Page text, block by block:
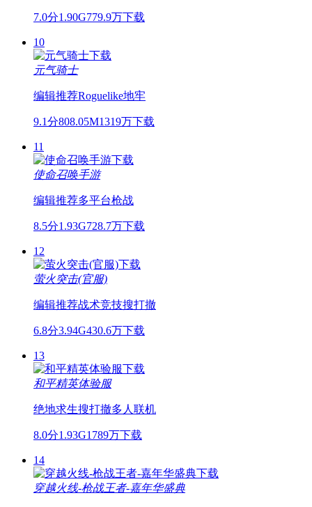
7.0分1.90G779.9万下载
10
元气骑士
编辑推荐Roguelike地牢
9.1分808.05M1319万下载
11
使命召唤手游
编辑推荐多平台枪战
8.5分1.93G728.7万下载
12
萤火突击(官服)
编辑推荐战术竞技搜打撤
6.8分3.94G430.6万下载
13
和平精英体验服
绝地求生搜打撤多人联机
8.0分1.93G1789万下载
14
穿越火线-枪战王者-嘉年华盛典